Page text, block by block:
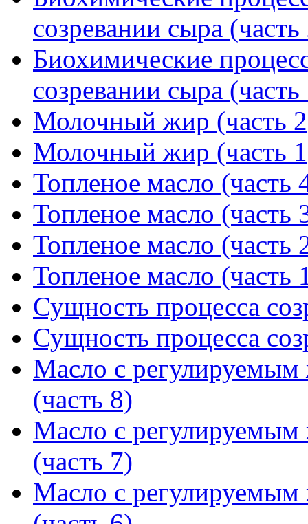
созревании сыра (часть
Биохимические
созревании сыра (часть
Молочный жир (часть
Молочный жир (часть
Топленое масло (часть
Топленое масло (часть
Топленое масло (часть
Топленое масло (часть
Сущность процесса
Сущность процесса
Масло с
(часть 8)
Масло с
(часть 7)
Масло с